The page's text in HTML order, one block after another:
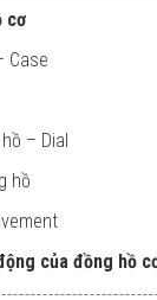
cơ
Case
– Dial
hồ
của đồng hồ